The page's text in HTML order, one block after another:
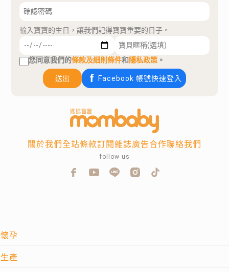
輸入寶寶的生日，讓我們記得寶寶重要的日子。
您同意我們的條款及細則條件和隱私政策 。
送出 Facebook 帳號快速登入
懷孕
生產
關於我們全站條款訂閱雜誌廣告合作聯絡我們
follow us